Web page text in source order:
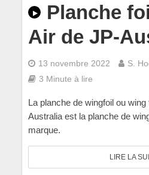
Planche
Air de JP-
13 novembre 2022
S.
3 Minute à lire
La planche de wingfoil ou
Australia est la planche de
marque.
LIRE LA